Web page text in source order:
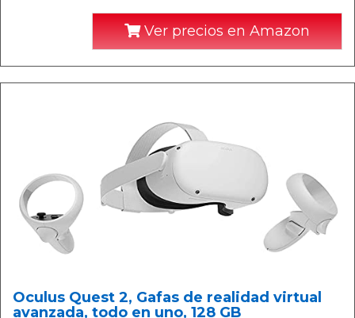
Ver precios en Amazon
Oculus Quest 2, Gafas de realidad virtual
avanzada, todo en uno, 128 GB